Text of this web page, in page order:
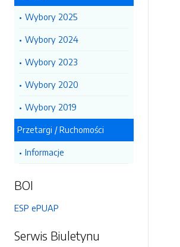
Wybory 2025
Wybory 2024
Wybory 2023
Wybory 2020
Wybory 2019
Przetargi / Ruchomości
Informacje
BOI
ESP ePUAP
Serwis Biuletynu